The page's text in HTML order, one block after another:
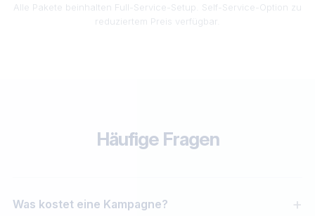
Alle Pakete beinhalten Full-Service-Setup. Self-Service-Option zu
reduziertem Preis verfügbar.
Häufige Fragen
Was kostet eine Kampagne?